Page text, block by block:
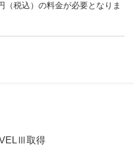
税込）の料金が必要となりま
取得